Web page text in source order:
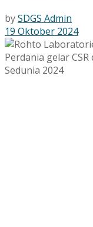
bySDGS Admin
19 Oktober 2024